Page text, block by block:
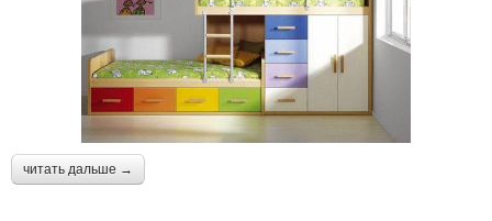
читать дальше →